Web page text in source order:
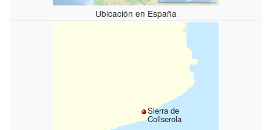
Ubicación en España
Sierra de
Collserola